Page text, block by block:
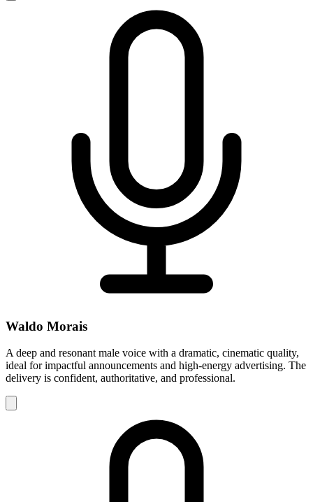
Waldo Morais
A deep and resonant male voice with a dramatic, cinematic quality,
ideal for impactful announcements and high-energy advertising. The
delivery is confident, authoritative, and professional.